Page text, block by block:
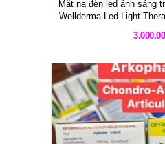
Mặt nạ đèn led ánh sáng
Wellderma Led Light